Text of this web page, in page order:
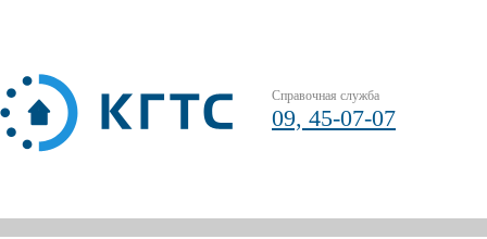
Справочная служба
09, 45-07-07